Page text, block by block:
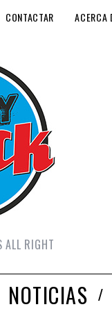
CONTACTAR ACERCA
ALL RIGHT
NOTICIAS